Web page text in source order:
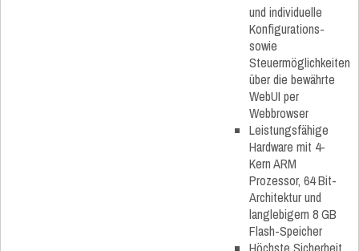
und individuelle
Konfigurations-
sowie
Steuermöglichkeiten
über die bewährte
WebUI per
Webbrowser
Leistungsfähige
Hardware mit 4-
Kern ARM
Prozessor, 64 Bit-
Architektur und
langlebigem 8 GB
Flash-Speicher